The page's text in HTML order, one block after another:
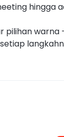
hingga
pilihan